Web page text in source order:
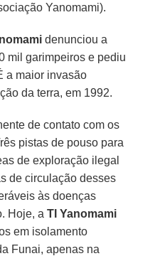
Yanomami).
denunciou a
mil garimpeiros e pediu
a maior invasão
da terra, em 1992.
de contato com os
pistas de pouso para
de exploração ilegal
de circulação desses
às doenças
Hoje, aTI Yanomami
em isolamento
Funai, apenas na